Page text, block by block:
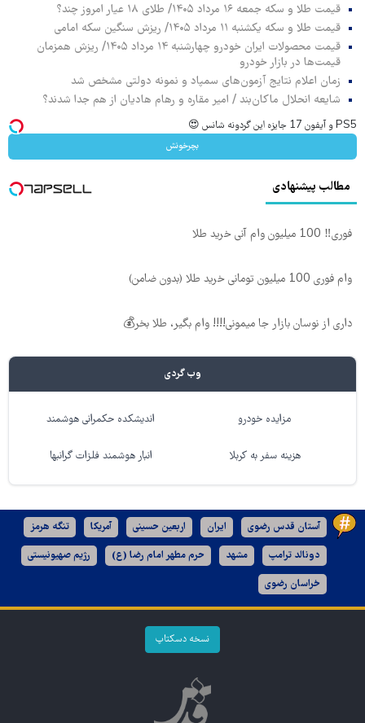
قیمت طلا و سکه جمعه ۱۶ مرداد ۱۴۰۵/ طلای ۱۸ عیار امروز چند؟
قیمت طلا و سکه یکشنبه ۱۱ مرداد ۱۴۰۵/ ریزش سنگین سکه امامی
قیمت محصولات ایران خودرو چهارشنبه ۱۴ مرداد ۱۴۰۵/ ریزش همزمان
قیمت‌ها در بازار خودرو
زمان اعلام نتایج آزمون‌های سمپاد و نمونه دولتی مشخص شد
شایعه انحلال ماکان‌بند / امیر مقاره و رهام هادیان از هم جدا شدند؟
PS5 و آیفون 17 جایزه این گردونه شانس 😍
بچرخونش
مطالب پیشنهادی
فوری‼️ 100 میلیون وام آنی خرید طلا
وام فوری 100 میلیون تومانی خرید طلا (بدون ضامن)
داری از نوسان بازار جا میمونی!!!! وام بگیر، طلا بخر💰
وب گردی
مزایده خودرو اندیشکده حکمرانی هوشمند
هزینه سفر به کربلا انبار هوشمند فلزات گرانبها
آستان قدس رضوی ایران اربعین حسینی آمریکا تنگه هرمز
دونالد ترامپ مشهد حرم مطهر امام رضا (ع) رژیم صهیونیستی
خراسان رضوی
نسخه دسکتاپ